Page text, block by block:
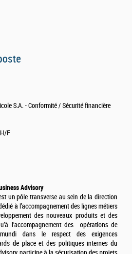
S.A. - Conformité / Sécurité financière
F
Advisory
un pôle transverse au sein de la direction
à l’accompagnement des lignes métiers
des nouveaux produits et des
l’accompagnement des opérations de
dans le respect des exigences
de place et des politiques internes du